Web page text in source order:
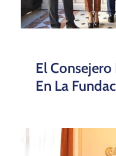
El
En La